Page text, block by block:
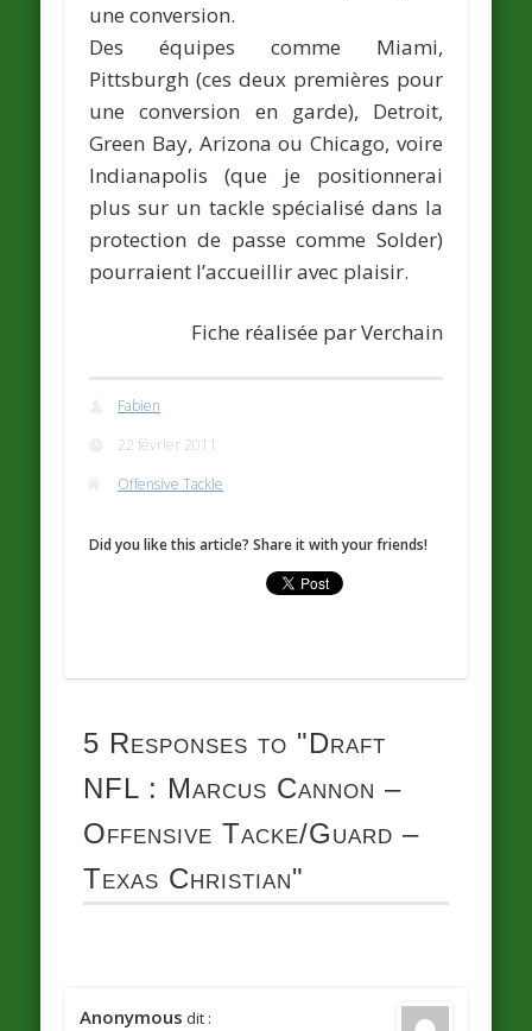
une conversion.
Des équipes comme Miami,
Pittsburgh (ces deux premières pour
une conversion en garde), Detroit,
Green Bay, Arizona ou Chicago, voire
Indianapolis (que je positionnerai
plus sur un tackle spécialisé dans la
protection de passe comme Solder)
pourraient l’accueillir avec plaisir.
Fiche réalisée parVerchain
Fabien
22 février 2011
Offensive Tackle
Did you like this article? Share it with your friends!
5 Responses to "Draft
NFL : Marcus Cannon –
Offensive Tacke/Guard –
Texas Christian"
Anonymous dit :